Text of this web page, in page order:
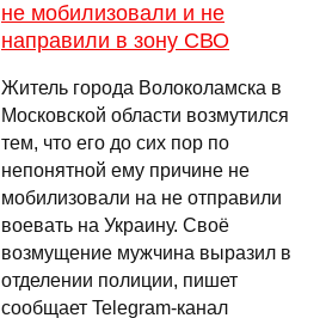
не мобилизовали и не
направили в зону СВО
Житель города Волоколамска в
Московской области возмутился
тем, что его до сих пор по
непонятной ему причине не
мобилизовали на не отправили
воевать на Украину. Своё
возмущение мужчина выразил в
отделении полиции, пишет
сообщает Telegram-канал